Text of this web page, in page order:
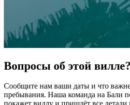
Вопросы об этой вилле?
Сообщите нам ваши даты и что
пребывания. Наша команда на Бали